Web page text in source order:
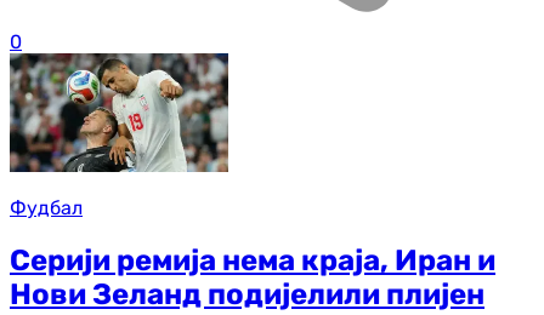
0
Фудбал
Серији ремија нема краја, Иран и
Нови Зеланд подијелили плијен